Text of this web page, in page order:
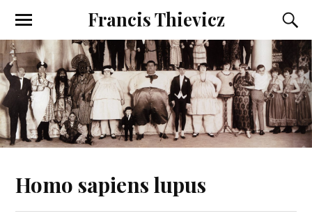
Francis Thievicz
Homo sapiens lupus